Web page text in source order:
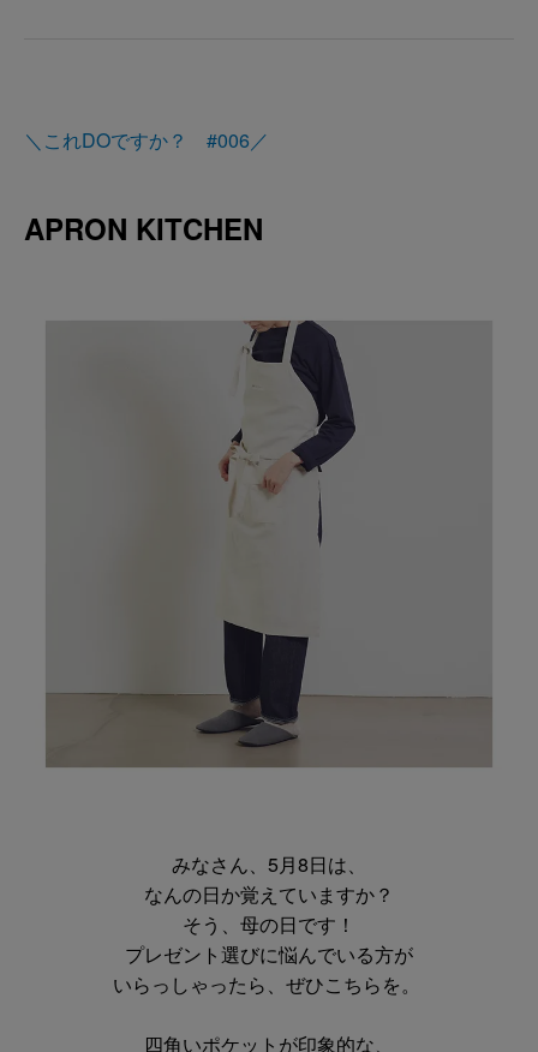
＼これDOですか？ #006／
APRON KITCHEN
みなさん、5月8日は、
なんの日か覚えていますか？
そう、母の日です！
プレゼント選びに悩んでいる方が
いらっしゃったら、ぜひこちらを。
四角いポケットが印象的な、